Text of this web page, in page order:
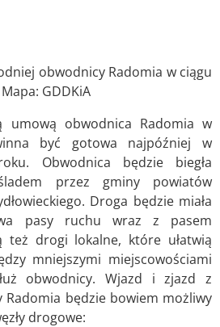
obwodnicy Radomia w ciągu
GDDKiA
umową obwodnica Radomia w
być gotowa najpóźniej w
Obwodnica będzie biegła
przez gminy powiatów
Droga będzie miała
pasy ruchu wraz z pasem
też drogi lokalne, które ułatwią
mniejszymi miejscowościami
obwodnicy. Wjazd i zjazd z
będzie bowiem możliwy
drogowe: